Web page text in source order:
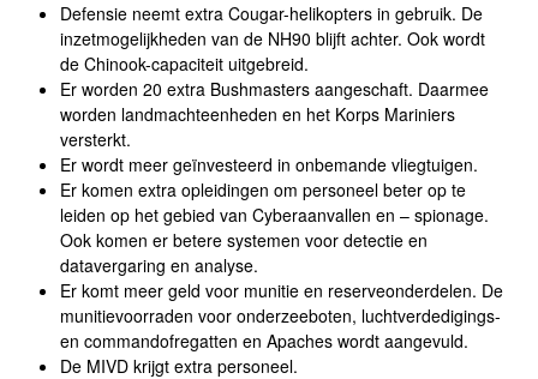
Defensie neemt extra Cougar-helikopters in gebruik. De
inzetmogelijkheden van de NH90 blijft achter. Ook wordt
de Chinook-capaciteit uitgebreid.
Er worden 20 extra Bushmasters aangeschaft. Daarmee
worden landmachteenheden en het Korps Mariniers
versterkt.
Er wordt meer geïnvesteerd in onbemande vliegtuigen.
Er komen extra opleidingen om personeel beter op te
leiden op het gebied van Cyberaanvallen en – spionage.
Ook komen er betere systemen voor detectie en
datavergaring en analyse.
Er komt meer geld voor munitie en reserveonderdelen. De
munitievoorraden voor onderzeeboten, luchtverdedigings-
en commandofregatten en Apaches wordt aangevuld.
De MIVD krijgt extra personeel.